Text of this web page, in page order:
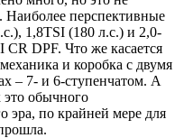
Наиболее перспективные
1,8TSI (180 л.с.) и 2,0-
DPF. Что же касается
и коробка с двумя
– 7- и 6-ступенчатом. А
это обычного
эра, по крайней мере для